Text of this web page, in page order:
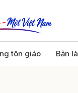
tôn giáo Bản
Gửi bình